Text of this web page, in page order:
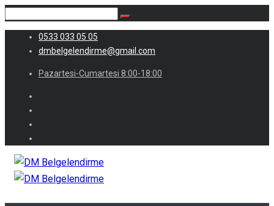
0533 033 05 05
dmbelgelendirme@gmail.com
Pazartesi-Cumartesi 8:00-18:00